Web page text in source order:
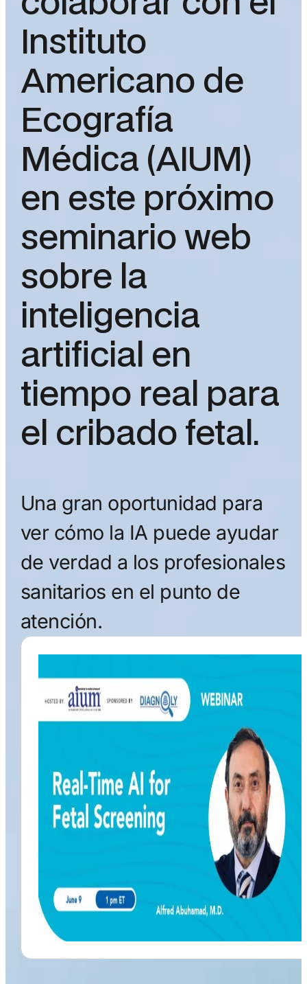
Instituto
Americano de
Ecografía
Médica (AIUM)
en este próximo
seminario web
sobre la
inteligencia
artificial en
tiempo real para
el cribado fetal.
Una gran oportunidad para
ver cómo la IA puede ayudar
de verdad a los profesionales
sanitarios en el punto de
atención.